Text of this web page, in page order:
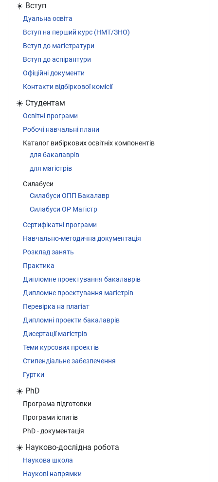
☀️ Вступ
Дуальна освіта
Вступ на перший курс (НМТ/ЗНО)
Вступ до магістратури
Вступ до аспірантури
Офіційні документи
Контакти відбіркової комісії
☀️ Студентам
Освітні програми
Робочі навчальні плани
Каталог вибіркових освітніх компонентів
для бакалаврів
для магістрів
Силабуси
Силабуси ОПП Бакалавр
Силабуси ОР Магістр
Сертифікатні програми
Навчально-методична документація
Розклад занять
Практика
Дипломне проектування бакалаврів
Дипломне проектування магістрів
Перевірка на плагіат
Дипломні проекти бакалаврів
Дисертації магістрів
Теми курсових проектів
Стипендіальне забезпечення
Гуртки
☀️ PhD
Програма підготовки
Програми іспитів
PhD - документація
☀️ Науково-дослідна робота
Наукова школа
Наукові напрямки